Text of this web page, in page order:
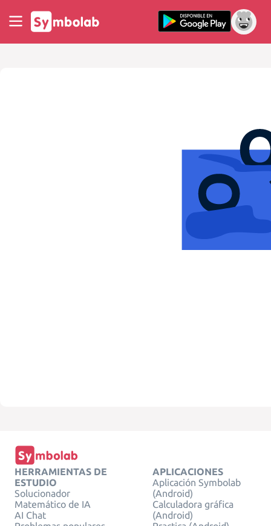
HERRAMIENTAS DE
ESTUDIO
Solucionador
Matemático de IA
AI Chat
APLICACIONES
Aplicación Symbolab
(Android)
Calculadora gráfica
(Android)